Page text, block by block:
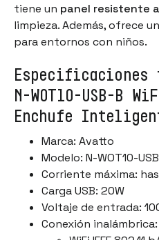
tiene un panel resistente
limpieza. Además, ofrece un
para entornos con niños.
Especificaciones
N-WOT10-USB-B
Enchufe
Marca: Avatto
Modelo: N-WOT10-
Corriente máxima:
Carga USB: 20W
Voltaje de entrada:
Conexión inalámbrica: